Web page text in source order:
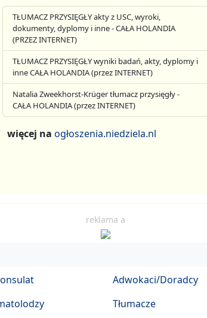
TŁUMACZ PRZYSIĘGŁY akty z USC, wyroki,
dokumenty, dyplomy i inne - CAŁA HOLANDIA
(PRZEZ INTERNET)
TŁUMACZ PRZYSIĘGŁY wyniki badań, akty, dyplomy i
inne CAŁA HOLANDIA (przez INTERNET)
Natalia Zweekhorst-Krüger tłumacz przysięgły -
CAŁA HOLANDIA (przez INTERNET)
więcej naogłoszenia.niedziela.nl
reklama a
Adwokaci/Doradcy
Tłumacze